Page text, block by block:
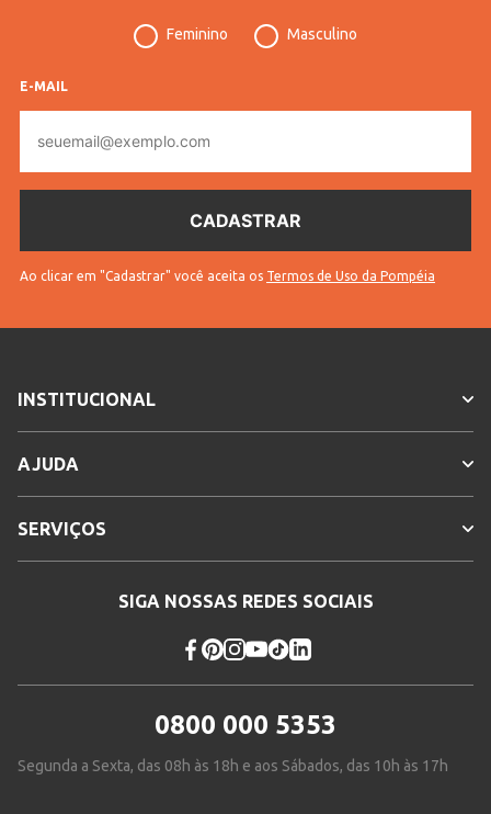
Feminino Masculino
E-MAIL
mail
Ao clicar em "Cadastrar" você aceita os Termos de Uso da Pompéia
INSTITUCIONAL
AJUDA
SERVIÇOS
SIGA NOSSAS REDES SOCIAIS
0800 000 5353
Segunda a Sexta, das 08h às 18h e aos Sábados, das 10h às 17h